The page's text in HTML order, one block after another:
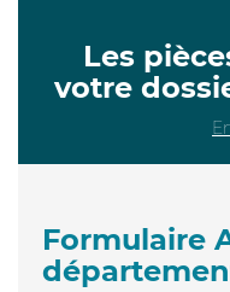
Les
votre
Formulaire